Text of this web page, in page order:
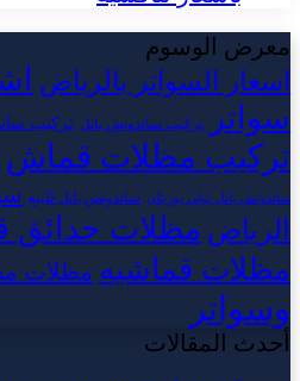
معرض الوسوم
اسعار السواتر بالرياض
سواتر
تركيب ساندوتش بانل تركيب
تركيب مظلات قماش
ساندوتش بانل بولي يوريثان ساندوتش بانل للبيع
الرياض مظلات حدائق
مظلات قماشيه مظلات
وسواتر
أحدث المقالات